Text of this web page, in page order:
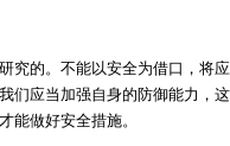
的。不能以安全为借口，将
们应当加强自身的防御能力，
能做好安全措施。